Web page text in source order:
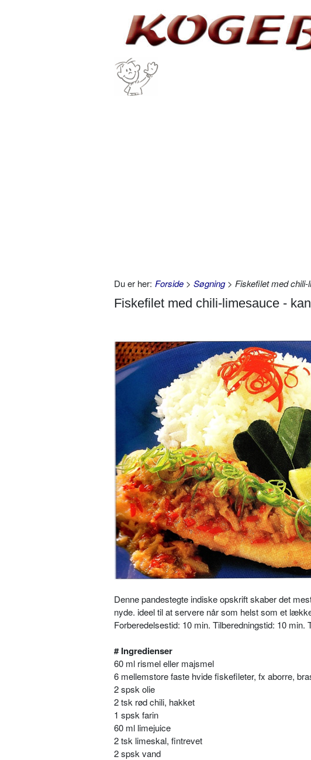
Du er her: Forside > Søgning> Fiskefilet med chili-
Fiskefilet med chili-limesauce -
Denne pandestegte indiske opskrift skaber det
nyde. ideel til at servere når som helst som et
Forberedelsestid: 10 min. Tilberedningstid: 10 min.
# Ingredienser
60 ml rismel eller majsmel
6 mellemstore faste hvide fiskefileter, fx aborre,
2 spsk olie
2 tsk rød chili, hakket
1 spsk farin
60 ml limejuice
2 tsk limeskal, fintrevet
2 spsk vand